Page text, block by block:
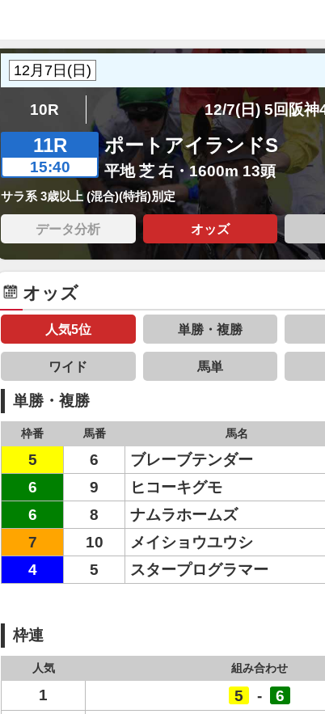
10R 12/7(日) 5回阪神
11R
15:40
ポートアイランドS
平地 芝 右・1600m 13頭
サラ系 3歳以上 (混合)(特指)別定
データ分析 オッズ
オッズ
人気5位 単勝・複勝
ワイド 馬単
単勝・複勝
枠番 馬番 馬名
5 6 ブレーブテンダー
6
9 ヒコーキグモ
6
8 ナムラホームズ
7
10 メイショウユウシ
4
5 スタープログラマー
枠連
人気 組み合わせ
1 5 - 6